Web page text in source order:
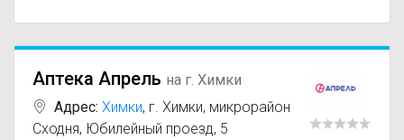
Аптека Апрель на г. Химки
Адрес: Химки, г. Химки, микрорайон
Сходня, Юбилейный проезд, 5